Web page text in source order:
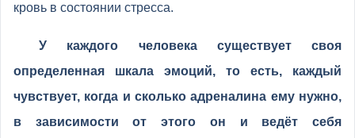
кровь в состоянии стресса.
У каждого человека существует своя
определенная шкала эмоций, то есть, каждый
чувствует, когда и сколько адреналина ему нужно,
в зависимости от этого он и ведёт себя